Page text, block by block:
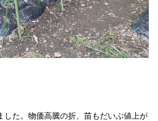
した。物価高騰の折、苗もだいぶ値上が